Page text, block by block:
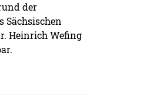
der
Sächsischen
Heinrich Wefing